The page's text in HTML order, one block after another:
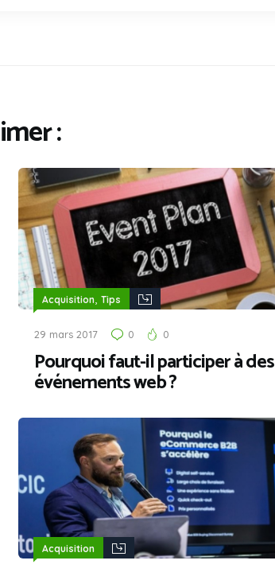
:
Acquisition Tips
29 mars 2017 0 0
Pourquoi faut-il participer à des
événements web ?
Acquisition